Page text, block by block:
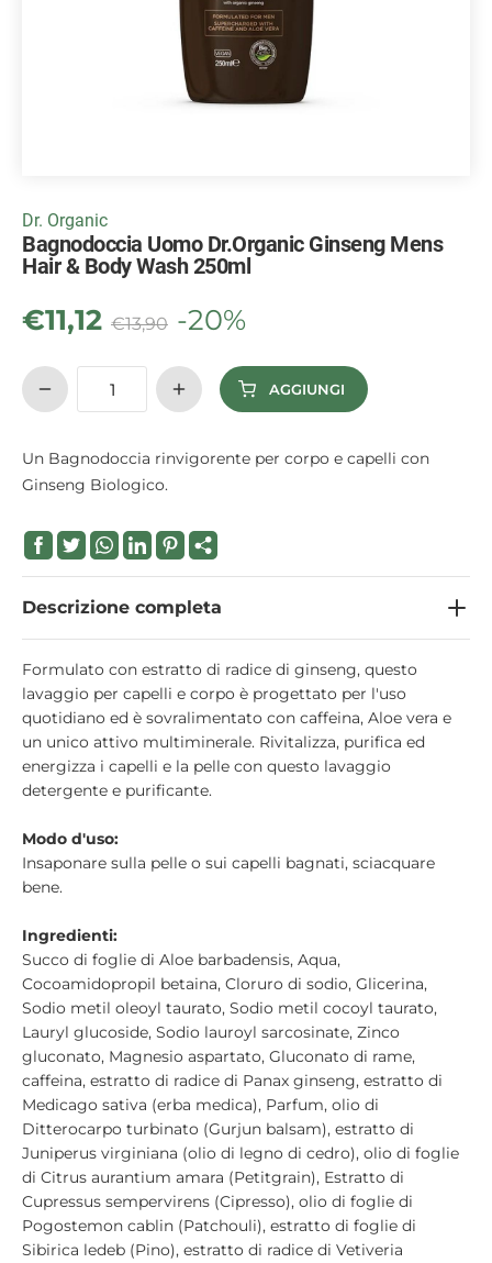
Dr. Organic
Bagnodoccia Uomo Dr.Organic Ginseng Mens
Hair & Body Wash 250ml
€11,12 €13,90 -20%
AGGIUNGI
Un Bagnodoccia rinvigorente per corpo e capelli con
Ginseng Biologico.
Descrizione completa
Formulato con estratto di radice di ginseng, questo
lavaggio per capelli e corpo è progettato per l'uso
quotidiano ed è sovralimentato con caffeina, Aloe vera e
un unico attivo multiminerale. Rivitalizza, purifica ed
energizza i capelli e la pelle con questo lavaggio
detergente e purificante.
Modo d'uso:
Insaponare sulla pelle o sui capelli bagnati, sciacquare
bene.
Ingredienti:
Succo di foglie di Aloe barbadensis, Aqua,
Cocoamidopropil betaina, Cloruro di sodio, Glicerina,
Sodio metil oleoyl taurato, Sodio metil cocoyl taurato,
Lauryl glucoside, Sodio lauroyl sarcosinate, Zinco
gluconato, Magnesio aspartato, Gluconato di rame,
caffeina, estratto di radice di Panax ginseng, estratto di
Medicago sativa (erba medica), Parfum, olio di
Ditterocarpo turbinato (Gurjun balsam), estratto di
Juniperus virginiana (olio di legno di cedro), olio di foglie
di Citrus aurantium amara (Petitgrain), Estratto di
Cupressus sempervirens (Cipresso), olio di foglie di
Pogostemon cablin (Patchouli), estratto di foglie di
Sibirica ledeb (Pino), estratto di radice di Vetiveria